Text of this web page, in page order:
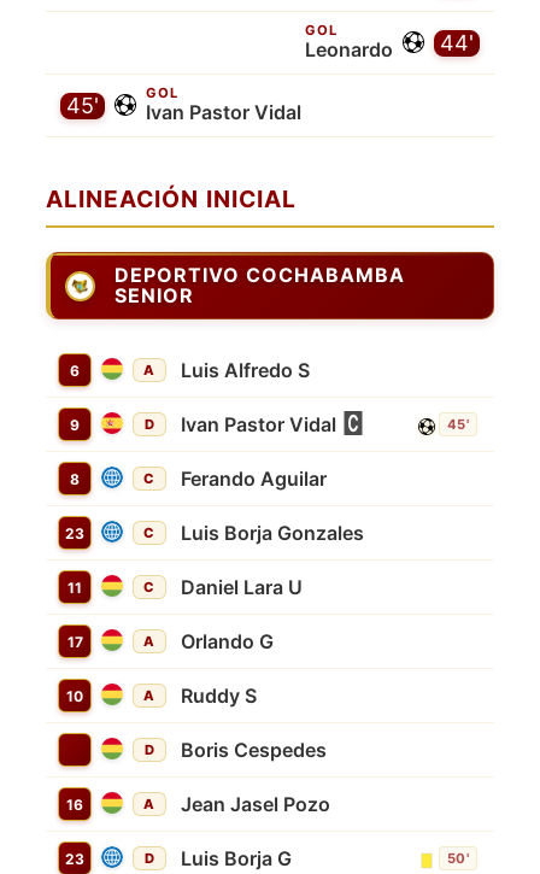
44'
GOL
Leonardo
GOL
Ivan Pastor Vidal
45'
ALINEACIÓN INICIAL
DEPORTIVO COCHABAMBA
SENIOR
6 A Luis Alfredo S
9 D Ivan Pastor Vidal 45'
8 C Ferando Aguilar
23 C Luis Borja Gonzales
11 C Daniel Lara U
17 A Orlando G
10 A Ruddy S
D Boris Cespedes
16 A Jean Jasel Pozo
23 D Luis Borja G 50'